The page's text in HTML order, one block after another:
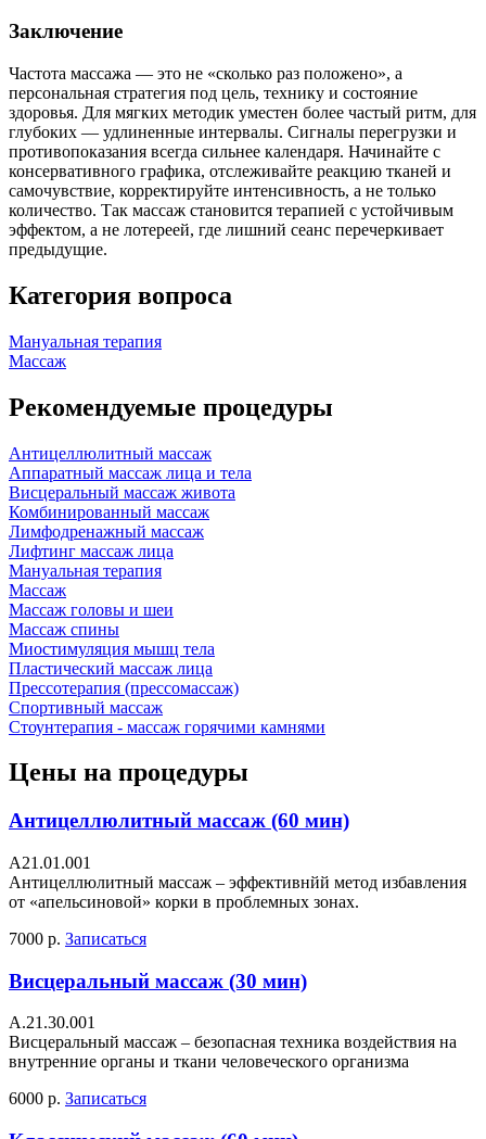
Заключение
Частота массажа — это не «сколько раз положено», а
персональная стратегия под цель, технику и состояние
здоровья. Для мягких методик уместен более частый ритм, для
глубоких — удлиненные интервалы. Сигналы перегрузки и
противопоказания всегда сильнее календаря. Начинайте с
консервативного графика, отслеживайте реакцию тканей и
самочувствие, корректируйте интенсивность, а не только
количество. Так массаж становится терапией с устойчивым
эффектом, а не лотереей, где лишний сеанс перечеркивает
предыдущие.
Категория вопроса
Мануальная терапия
Массаж
Рекомендуемые процедуры
Антицеллюлитный массаж
Аппаратный массаж лица и тела
Висцеральный массаж живота
Комбинированный массаж
Лимфодренажный массаж
Лифтинг массаж лица
Мануальная терапия
Массаж
Массаж головы и шеи
Массаж спины
Миостимуляция мышц тела
Пластический массаж лица
Прессотерапия (прессомассаж)
Спортивный массаж
Стоунтерапия - массаж горячими камнями
Цены на процедуры
Антицеллюлитный массаж (60 мин)
A21.01.001
Антицеллюлитный массаж – эффективнйй метод избавления
от «апельсиновой» корки в проблемных зонах.
7000 р. Записаться
Висцеральный массаж (30 мин)
А.21.30.001
Висцеральный массаж – безопасная техника воздействия на
внутренние органы и ткани человеческого организма
6000 р. Записаться